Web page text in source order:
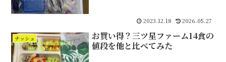
2023.12.18 2026.05.27
ナッシュ
お買い得？三ツ星ファーム14食の
値段を他と比べてみた